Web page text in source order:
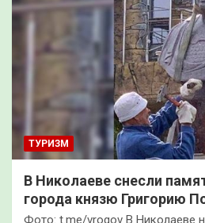
ТУРИЗМ
В Николаеве снесли
города князю Григорию
Фото: t.me/vrogov В Николаеве